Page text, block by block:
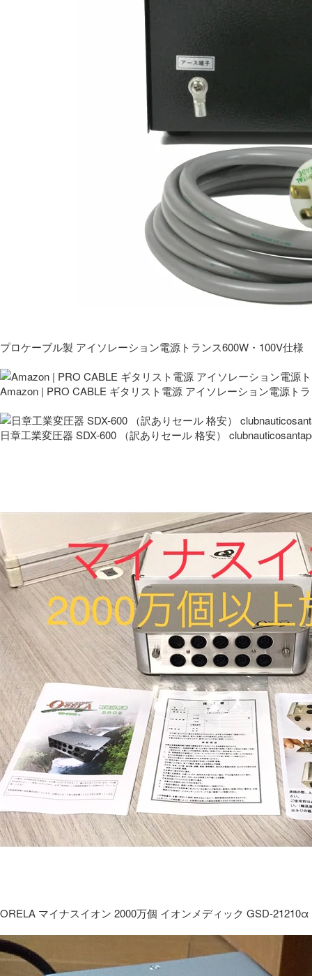
プロケーブル製 アイソレーション電源トランス600W・100V仕様
Amazon | PRO CABLE ギタリスト電源 アイソレーション電源ト
日章工業変圧器 SDX-600 （訳ありセール 格安）
ORELA マイナスイオン 2000万個 イオンメディック GSD-21210α